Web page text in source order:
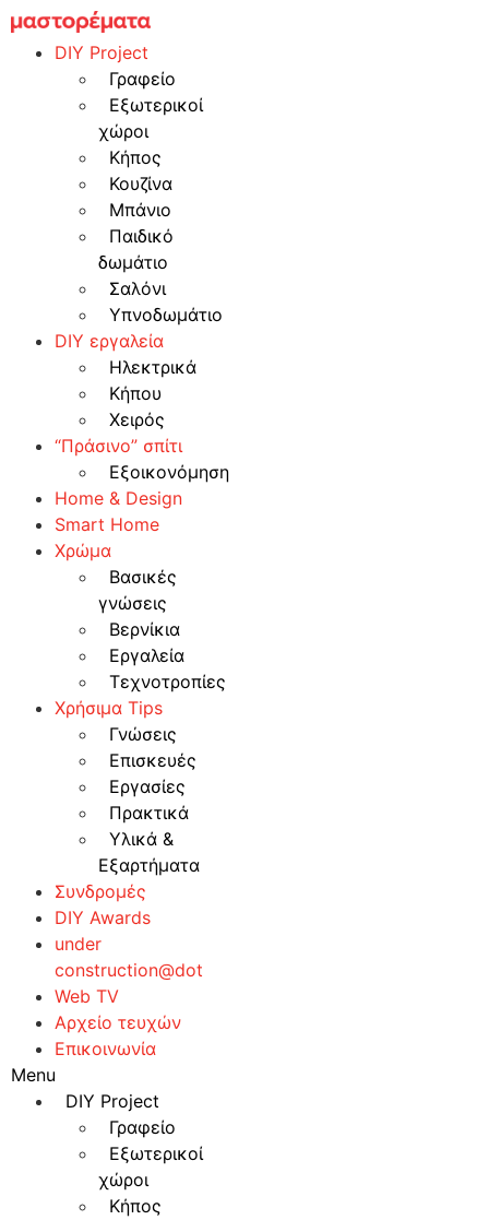
Skip
to
content
DIY Project
Γραφείο
Εξωτερικοί
χώροι
Κήπος
Κουζίνα
Μπάνιο
Παιδικό
δωμάτιο
Σαλόνι
Υπνοδωμάτιο
DIY εργαλεία
Ηλεκτρικά
Κήπου
Χειρός
“Πράσινο” σπίτι
Εξοικονόμηση
Home & Design
Smart Home
Χρώμα
Βασικές
γνώσεις
Βερνίκια
Εργαλεία
Τεχνοτροπίες
Χρήσιμα Tips
Γνώσεις
Επισκευές
Εργασίες
Πρακτικά
Υλικά &
Εξαρτήματα
Συνδρομές
DIY Awards
under
construction@dot
Web TV
Αρχείο τευχών
Επικοινωνία
Menu
DIY Project
Γραφείο
Εξωτερικοί
χώροι
Κήπος